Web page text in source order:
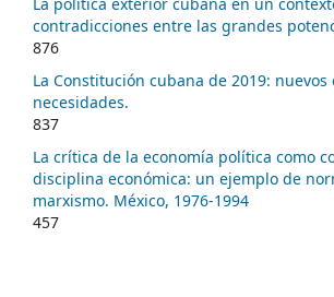
contradicciones entre las grandes
876
La Constitución cubana de 2019:
necesidades.
837
La crítica de la economía política como
disciplina económica: un ejemplo de
marxismo. México, 1976-1994
457